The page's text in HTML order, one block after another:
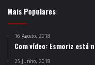
Mais Populares
16 Agosto, 2018
Com vídeo: Esmoriz está
25 Junho, 2018